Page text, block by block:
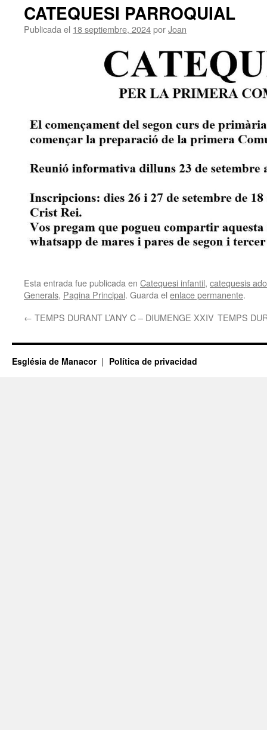
CATEQUESI PARROQUIAL
Publicada el 18 septiembre, 2024porJoan
Esta entrada fue publicada en Catequesi infantil, catequesis
Generals, Pagina Principal. Guarda el enlace permanente.
← TEMPS DURANT L’ANY C – DIUMENGE XXIV TEMPS
Església de Manacor Política de privacidad